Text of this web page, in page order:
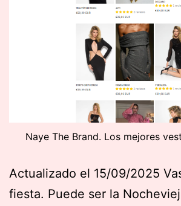
Naye The Brand. Los mejores
Actualizado el 15/09/2025
fiesta. Puede ser la